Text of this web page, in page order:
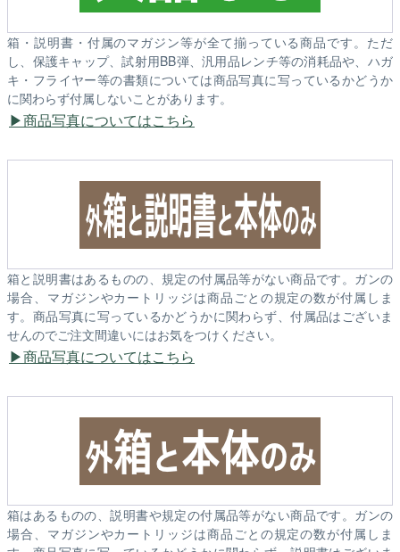
箱・説明書・付属のマガジン等が全て揃っている商品です。ただ
し、保護キャップ、試射用BB弾、汎用品レンチ等の消耗品や、ハガ
キ・フライヤー等の書類については商品写真に写っているかどうか
に関わらず付属しないことがあります。
商品写真についてはこちら
箱と説明書はあるものの、規定の付属品等がない商品です。ガンの
場合、マガジンやカートリッジは商品ごとの規定の数が付属しま
す。商品写真に写っているかどうかに関わらず、付属品はございま
せんのでご注文間違いにはお気をつけください。
商品写真についてはこちら
箱はあるものの、説明書や規定の付属品等がない商品です。ガンの
場合、マガジンやカートリッジは商品ごとの規定の数が付属しま